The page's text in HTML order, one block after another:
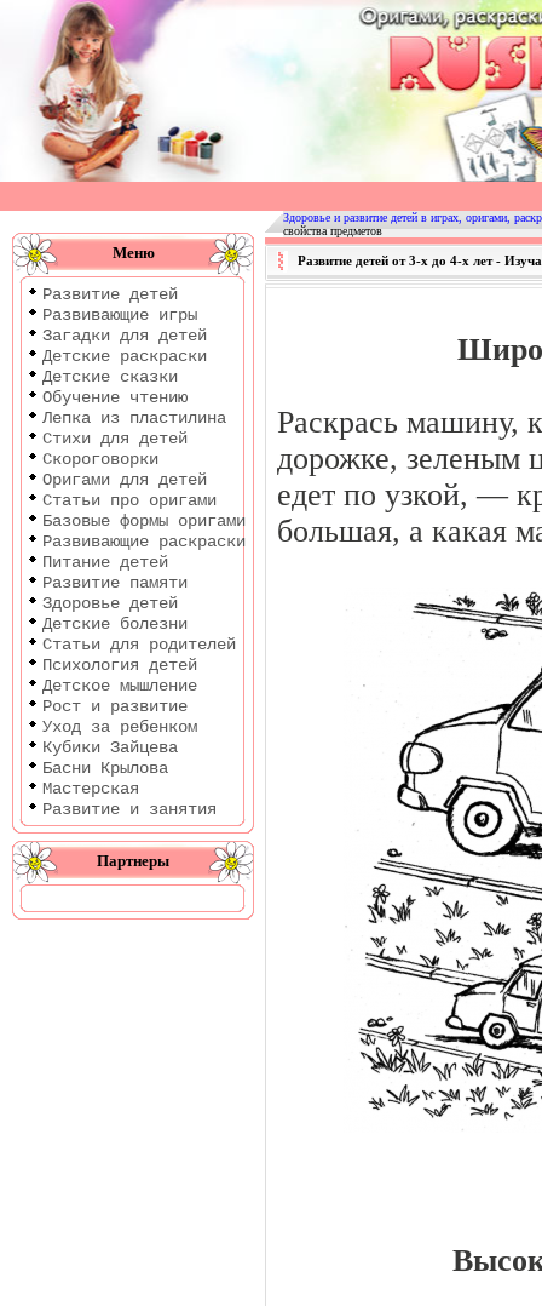
Оригами
|
Раскраски
Развитие
детей
Меню
Развитие детей
Развивающие игры
Загадки для детей
Детские раскраски
Детские сказки
Обучение чтению
Лепка из пластилина
Стихи для детей
Скороговорки
Оригами для детей
Статьи про оригами
Базовые формы оригами
Развивающие раскраски
Питание детей
Развитие памяти
Здоровье детей
Детские болезни
Статьи для родителей
Психология детей
Детское мышление
Рост и развитие
Уход за ребенком
Кубики Зайцева
Басни Крылова
Мастерская
Развитие и занятия
Партнеры
Здоровье и развитие детей в играх, оригами,
свойства предметов
Развитие детей от 3-х до 4-х лет -
Раскрась машину,
дорожке, зеленым
едет по узкой, —
большая, а какая